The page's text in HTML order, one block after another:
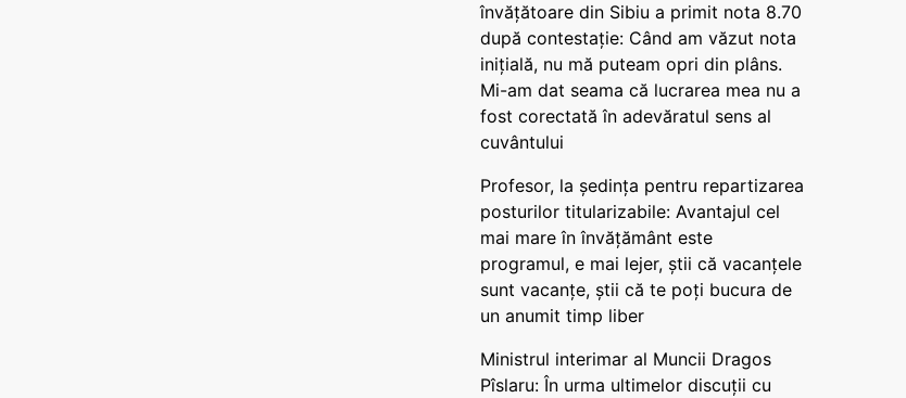
învățătoare din Sibiu a primit nota 8.70
după contestație: Când am văzut nota
inițială, nu mă puteam opri din plâns.
Mi-am dat seama că lucrarea mea nu a
fost corectată în adevăratul sens al
cuvântului
Profesor, la ședința pentru repartizarea
posturilor titularizabile: Avantajul cel
mai mare în învățământ este
programul, e mai lejer, știi că vacanțele
sunt vacanţe, știi că te poți bucura de
un anumit timp liber
Ministrul interimar al Muncii Dragos
Pîslaru: În urma ultimelor discuții cu